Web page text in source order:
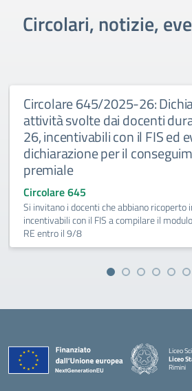
Circolari, notizie,
Circolare 645/2025-26:
attività svolte dai docenti
26, incentivabili con il FIS ed
dichiarazione per il
premiale
Circolare 645
Si invitano i docenti che abbiano
incentivabili con il FIS a compilare il
RE entro il 9/8
Liceo
Liceo
Rimini